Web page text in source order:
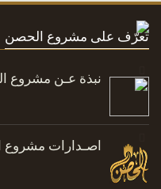
تعرّف على مشروع الحصن
نبذة عـن مشروع
اصـدارات